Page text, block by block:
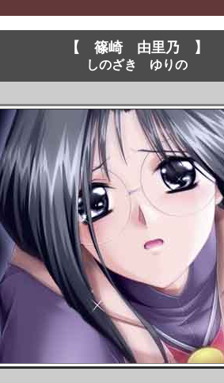
【 篠崎 由里乃 】
しのざき ゆりの